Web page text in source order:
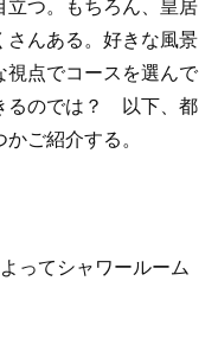
んある。好きな風景
点でコースを選んで
るのでは？ 以下、都
ご紹介する。
ってシャワールーム